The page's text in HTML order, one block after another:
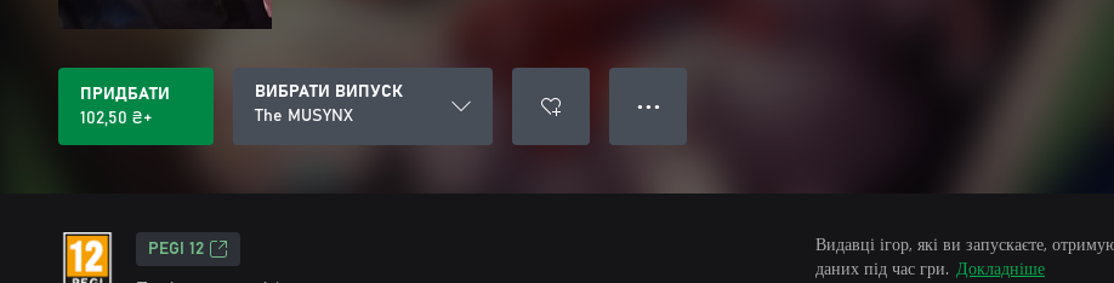
ПРИДБАТИ
102,50 ₴+
ВИБРАТИ ВИПУСК
The MUSYNX
● ● ●
PEGI 12
Видавці ігор, які ви запускаєте,
даних під час гри. Докладніше